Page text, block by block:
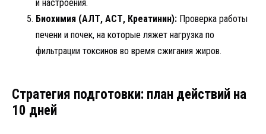
и настроения.
Биохимия (АЛТ, АСТ, Креатинин): Проверка работы
печени и почек, на которые ляжет нагрузка по
фильтрации токсинов во время сжигания жиров.
Стратегия подготовки: план действий на
10 дней